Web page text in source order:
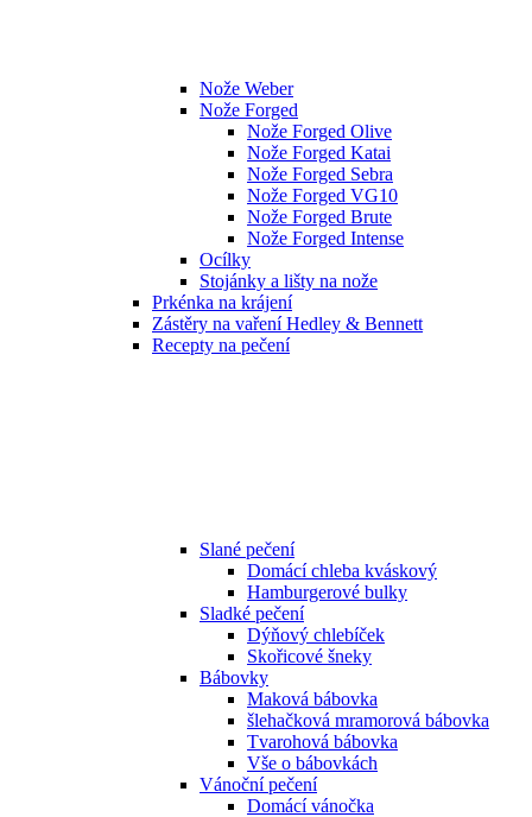
Nože Weber
Nože Forged
Nože Forged Olive
Nože Forged Katai
Nože Forged Sebra
Nože Forged VG10
Nože Forged Brute
Nože Forged Intense
Ocílky
Stojánky a lišty na nože
Prkénka na krájení
Zástěry na vaření Hedley & Bennett
Recepty na pečení
Slané pečení
Domácí chleba kváskový
Hamburgerové bulky
Sladké pečení
Dýňový chlebíček
Skořicové šneky
Bábovky
Maková bábovka
šlehačková mramorová bábovka
Tvarohová bábovka
Vše o bábovkách
Vánoční pečení
Domácí vánočka